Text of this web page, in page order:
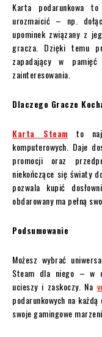
Karta podarunkowa
urozmaicić – np.
upominek związany z
gracza. Dzięki temu
zapadający w
zainteresowania.
Dlaczego Gracze
Karta Steam to
komputerowych. Daje
promocji oraz
niekończące się światy
pozwala kupić
obdarowany ma pełną
Podsumowanie
Możesz wybrać
Steam dla niego – w
ucieszy i zaskoczy. Na
podarunkowych na
swoje gamingowe